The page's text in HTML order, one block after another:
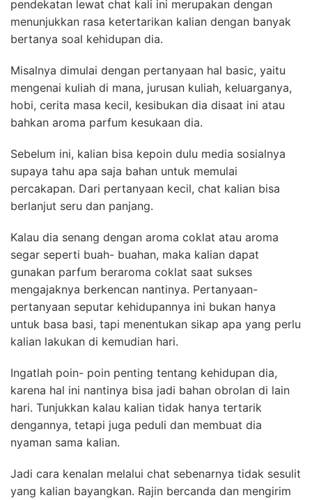
pendekatan lewat chat kali ini merupakan dengan
menunjukkan rasa ketertarikan kalian dengan banyak
bertanya soal kehidupan dia.
Misalnya dimulai dengan pertanyaan hal basic, yaitu
mengenai kuliah di mana, jurusan kuliah, keluarganya,
hobi, cerita masa kecil, kesibukan dia disaat ini atau
bahkan aroma parfum kesukaan dia.
Sebelum ini, kalian bisa kepoin dulu media sosialnya
supaya tahu apa saja bahan untuk memulai
percakapan. Dari pertanyaan kecil, chat kalian bisa
berlanjut seru dan panjang.
Kalau dia senang dengan aroma coklat atau aroma
segar seperti buah- buahan, maka kalian dapat
gunakan parfum beraroma coklat saat sukses
mengajaknya berkencan nantinya. Pertanyaan-
pertanyaan seputar kehidupannya ini bukan hanya
untuk basa basi, tapi menentukan sikap apa yang perlu
kalian lakukan di kemudian hari.
Ingatlah poin- poin penting tentang kehidupan dia,
karena hal ini nantinya bisa jadi bahan obrolan di lain
hari. Tunjukkan kalau kalian tidak hanya tertarik
dengannya, tetapi juga peduli dan membuat dia
nyaman sama kalian.
Jadi cara kenalan melalui chat sebenarnya tidak sesulit
yang kalian bayangkan. Rajin bercanda dan mengirim